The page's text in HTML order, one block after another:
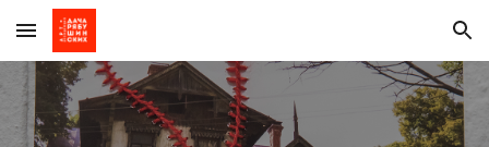
Skip to main content Skip to navigation